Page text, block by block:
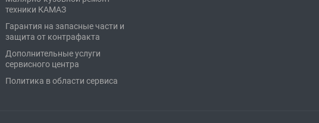
техники КАМАЗ
Гарантия на запасные части и
защита от контрафакта
Дополнительные услуги
сервисного центра
Политика в области сервиса